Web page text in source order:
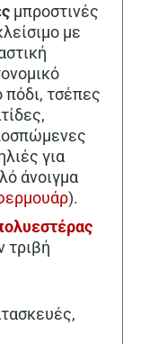
μπροστινές
με
πόδι, τσέπες
για
άνοιγμα
).
τριβή